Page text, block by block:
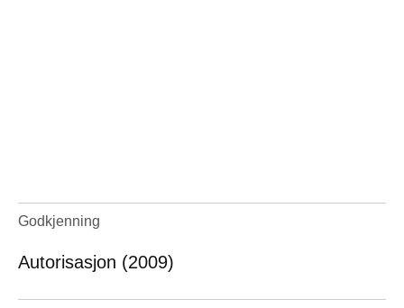
Godkjenning
Autorisasjon (2009)